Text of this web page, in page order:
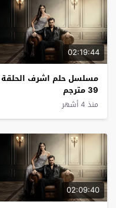
02:19:44
مسلسل حلم اشرف الحلقة
39 مترجم
منذ 4 أشهر
02:09:40